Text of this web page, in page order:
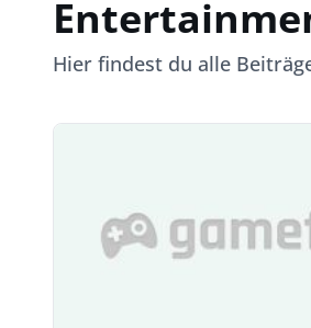
Hier findest du alle